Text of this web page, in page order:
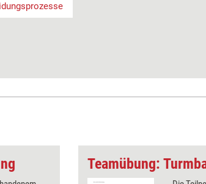
Teamübung: